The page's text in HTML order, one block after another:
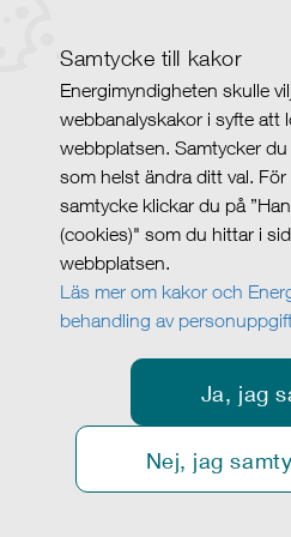
Samtycke till kakor
Energimyndigheten skulle
webbanalyskakor i syfte att
webbplatsen. Samtycker
som helst ändra ditt val.
samtycke klickar du på
(cookies)" som du hittar i
webbplatsen.
Läs mer om kakor och
behandling av
Ja, jag
Nej, jag